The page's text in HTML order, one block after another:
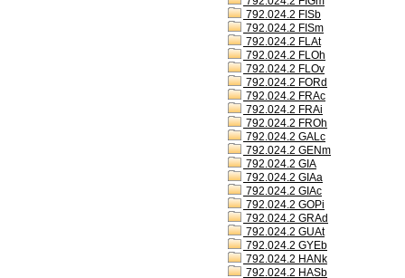
792.024.2 FISb
792.024.2 FISm
792.024.2 FLAt
792.024.2 FLOh
792.024.2 FLOv
792.024.2 FORd
792.024.2 FRAc
792.024.2 FRAi
792.024.2 FROh
792.024.2 GALc
792.024.2 GENm
792.024.2 GIA
792.024.2 GIAa
792.024.2 GIAc
792.024.2 GOPi
792.024.2 GRAd
792.024.2 GUAt
792.024.2 GYEb
792.024.2 HANk
792.024.2 HASb